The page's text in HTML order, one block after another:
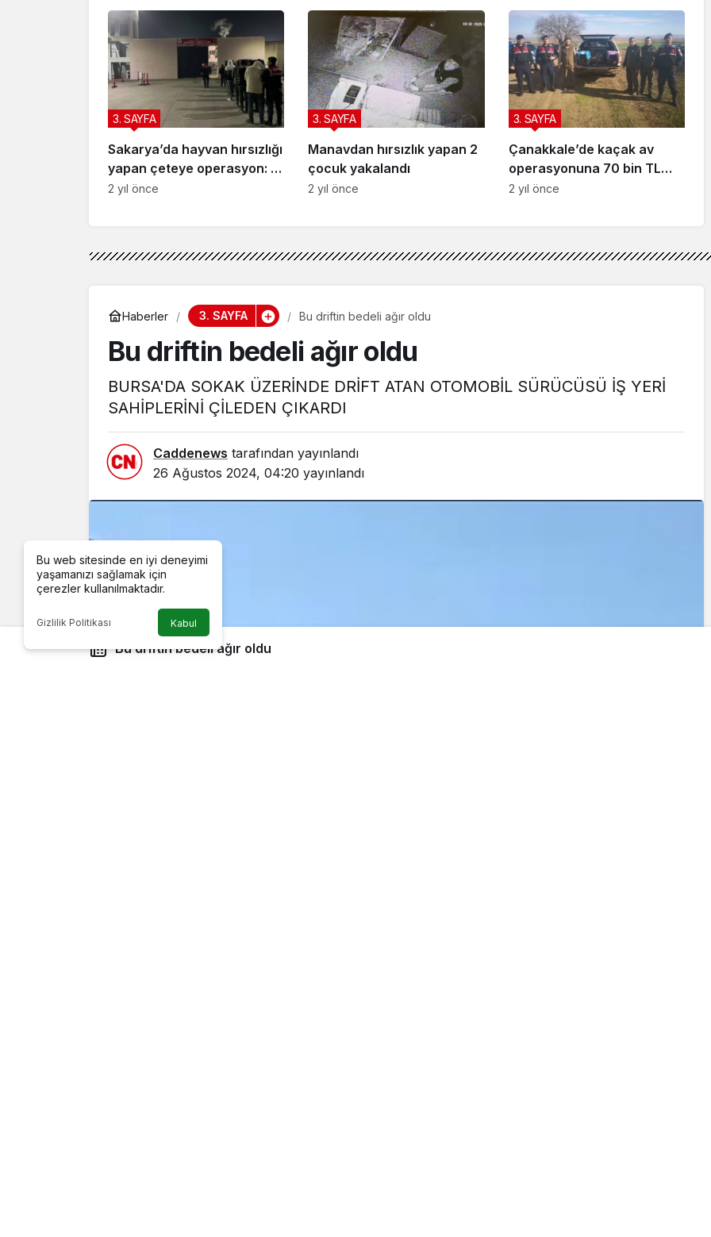
yakalandı
Sakarya’da hayvan hırsızlığı
yapan çeteye operasyon: 7
tutuklama
3. SAYFA
2 yıl önce
Manavdan hırsızlık yapan 2
çocuk yakalandı
3. SAYFA
2 yıl önce
Çanakkale’de kaçak av
operasyonuna 70 bin TL
ceza
3. SAYFA
2 yıl önce
Haberler 3. SAYFA Bu driftin bedeli ağır oldu
Bu driftin bedeli ağır oldu
BURSA'DA SOKAK ÜZERİNDE DRİFT ATAN OTOMOBİL SÜRÜCÜSÜ İŞ YERİ
SAHİPLERİNİ ÇİLEDEN ÇIKARDI
Caddenews tarafından yayınlandı
26 Ağustos 2024, 04:20 yayınlandı
Bu driftin bedeli ağır oldu
Bu web sitesinde en iyi deneyimi
yaşamanızı sağlamak için
çerezler kullanılmaktadır.
Gizlilik Politikası Kabul